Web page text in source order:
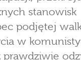
stanowisk
podjętej
w
prawdziwie